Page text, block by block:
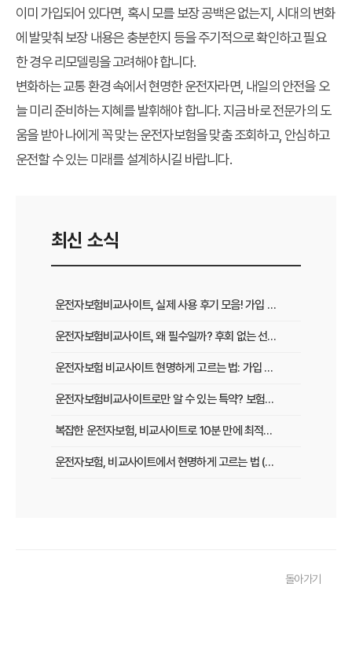
이미 가입되어 있다면, 혹시 모를 보장 공백은 없는지, 시대의 변화
에 발맞춰 보장 내용은 충분한지 등을 주기적으로 확인하고 필요
한 경우 리모델링을 고려해야 합니다.
변화하는 교통 환경 속에서 현명한 운전자라면, 내일의 안전을 오
늘 미리 준비하는 지혜를 발휘해야 합니다. 지금 바로 전문가의 도
움을 받아 나에게 꼭 맞는 운전자보험을맞춤 조회하고, 안심하고
운전할 수 있는 미래를 설계하시길 바랍니다.
최신 소식
운전자보험비교사이트, 실제 사용 후기 모음! 가입 전 반드시 봐야 할 꿀팁
운전자보험비교사이트, 왜 필수일까? 후회 없는 선택을 위한 3가지 핵심 질문
운전자보험 비교사이트 현명하게 고르는 법: 가입 전 놓치지 말아야 할 체크리스트
운전자보험비교사이트로만 알 수 있는 특약? 보험료 절감 비법 공개
복잡한 운전자보험, 비교사이트로 10분 만에 최적의 설계 끝내는 법
운전자보험, 비교사이트에서 현명하게 고르는 법 (보장 VS 가격)
돌아가기